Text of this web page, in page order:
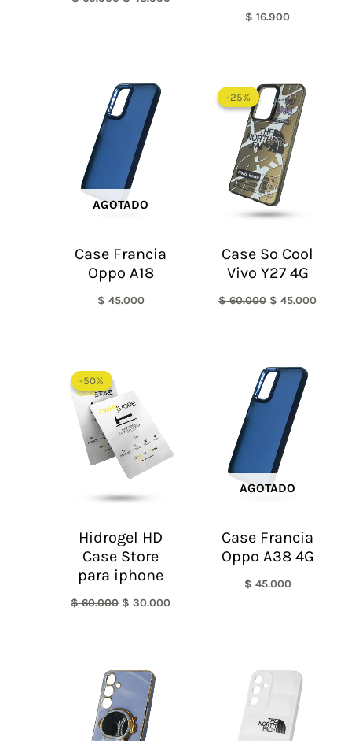
$ 16.900
AGOTADO
Case Francia
Oppo A18
$ 45.000
-25%
-25%
Case So Cool
Vivo Y27 4G
$60.000
precio
original
era:
$ 60.000.
$ 45.000
-50%
-50%
Hidrogel HD
Case Store
para iphone
$60.000
era:
$ 60.000.
$ 30.000
AGOTADO
Case Francia
Oppo A38 4G
$ 45.000